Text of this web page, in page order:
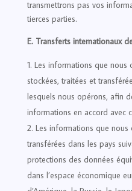
transmettrons pas vos
tierces parties.
E. Transferts internationaux
Les informations que nous
stockées, traitées et
lesquels nous opérons, afin
informations en accord avec
Les informations que nous
transférées dans les pays
protections des données
dans l’espace économique